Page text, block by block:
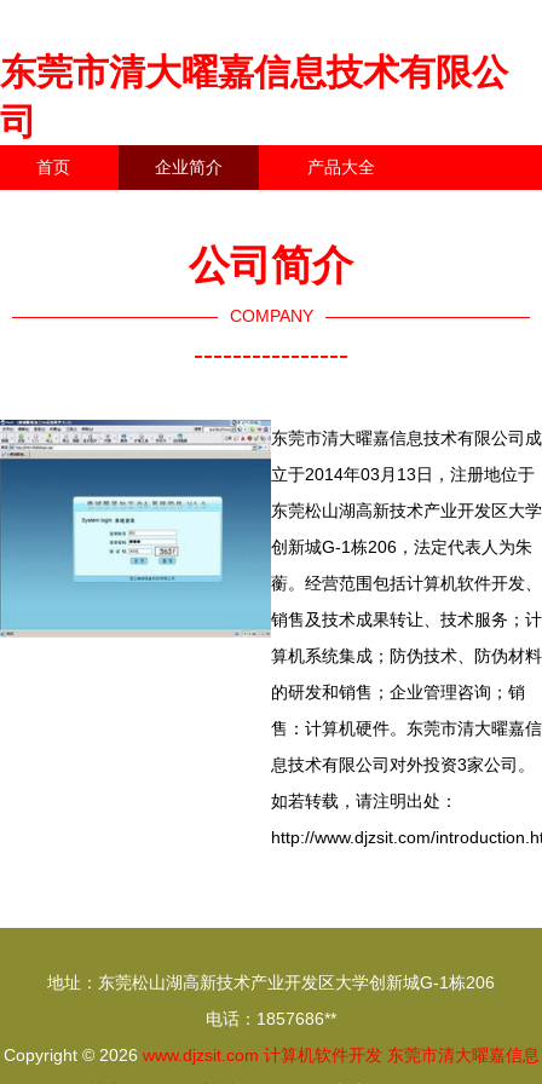
东莞市清大曜嘉信息技术有限公
司
首页 企业简介 产品大全
公司简介
COMPANY
----------------
东莞市清大曜嘉信息技术有限公司成
立于2014年03月13日，注册地位于
东莞松山湖高新技术产业开发区大学
创新城G-1栋206，法定代表人为朱
蘅。经营范围包括计算机软件开发、
销售及技术成果转让、技术服务；计
算机系统集成；防伪技术、防伪材料
的研发和销售；企业管理咨询；销
售：计算机硬件。东莞市清大曜嘉信
息技术有限公司对外投资3家公司。
如若转载，请注明出处：
http://www.djzsit.com/
地址：东莞松山湖高新技术产业开发区大学创新城G-1栋206
电话：1857686**
Copyright © 2026 www.djzsit.com 计算机软件开发 东莞市清大曜嘉信息